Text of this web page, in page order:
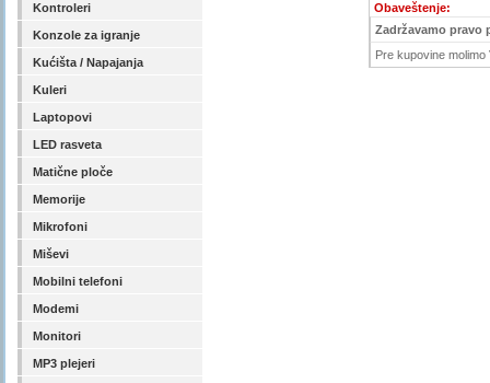
Kontroleri
Konzole za igranje
Kućišta / Napajanja
Kuleri
Laptopovi
LED rasveta
Matične ploče
Memorije
Mikrofoni
Miševi
Mobilni telefoni
Modemi
Monitori
MP3 plejeri
Obaveštenje:
Zadržavamo pravo
Pre kupovine